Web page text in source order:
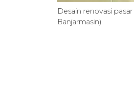
Desain renovasi
Banjarmasin)